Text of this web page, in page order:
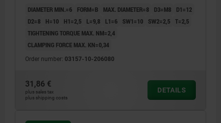
DIAMETER MIN.=6 FORM=B MAX. DIAMETER=8 D3=M8
D1=12
D2=8
H=10 H1=2,5 L=9,8 L1=6 SW1=10 SW2=2,5 T=2,5
TIGHTENING TORQUE MAX. NM=2,4
CLAMPING FORCE MAX. KN=0,34
Order number: 03157-10-206080
31,86 €
plus sales tax
plus shipping costs
DETAILS